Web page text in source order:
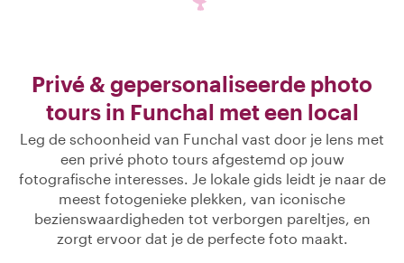
Privé & gepersonaliseerde photo
tours in Funchal met een local
Leg de schoonheid van Funchal vast door je lens met
een privé photo tours afgestemd op jouw
fotografische interesses. Je lokale gids leidt je naar de
meest fotogenieke plekken, van iconische
bezienswaardigheden tot verborgen pareltjes, en
zorgt ervoor dat je de perfecte foto maakt.